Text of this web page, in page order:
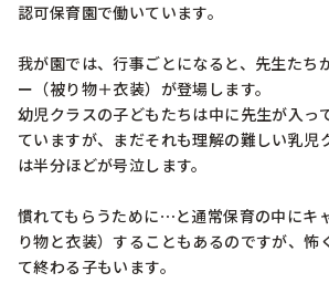
認可保育園で働いています。
我が園では、行事ごとになると、先生たち
ー（被り物＋衣装）が登場します。
幼児クラスの子どもたちは中に先生が入っ
ていますが、まだそれも理解の難しい乳児
は半分ほどが号泣します。
慣れてもらうために⋯と通常保育の中にキ
り物と衣装）することもあるのですが、怖
て終わる子もいます。